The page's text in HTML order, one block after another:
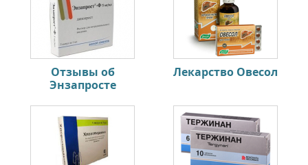
Отзывы об
Энзапросте
Лекарство Овесол